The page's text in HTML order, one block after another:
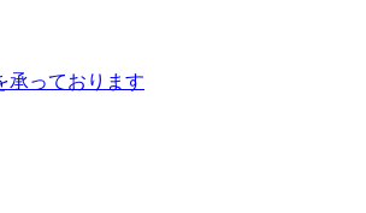
承っております